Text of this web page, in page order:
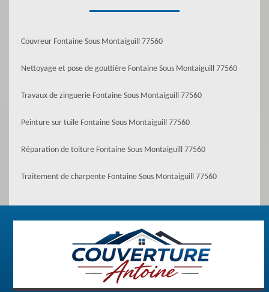
Couvreur Fontaine Sous Montaiguill 77560
Nettoyage et pose de gouttière Fontaine Sous Montaiguill 77560
Travaux de zinguerie Fontaine Sous Montaiguill 77560
Peinture sur tuile Fontaine Sous Montaiguill 77560
Réparation de toiture Fontaine Sous Montaiguill 77560
Traitement de charpente Fontaine Sous Montaiguill 77560